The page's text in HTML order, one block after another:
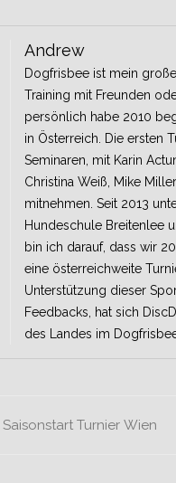
Andrew
Dogfrisbee ist mein
Training mit Freunden
persönlich habe 2010
in Österreich. Die ersten
Seminaren, mit Karin
Christina Weiß, Mike
mitnehmen. Seit 2013
Hundeschule Breitenlee
bin ich darauf, dass wir
eine österreichweite
Unterstützung dieser
Feedbacks, hat sich
des Landes im
Saisonstart Turnier Wien